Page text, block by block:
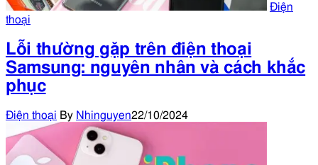
Điện
thoại
Lỗi thường gặp trên điện thoại
Samsung: nguyên nhân và cách khắc
phục
Điện thoại By Nhinguyen22/10/2024